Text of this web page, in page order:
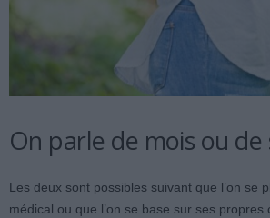
On parle de mois ou de
Les deux sont possibles suivant que l’on se
médical ou que l’on se base sur ses propres